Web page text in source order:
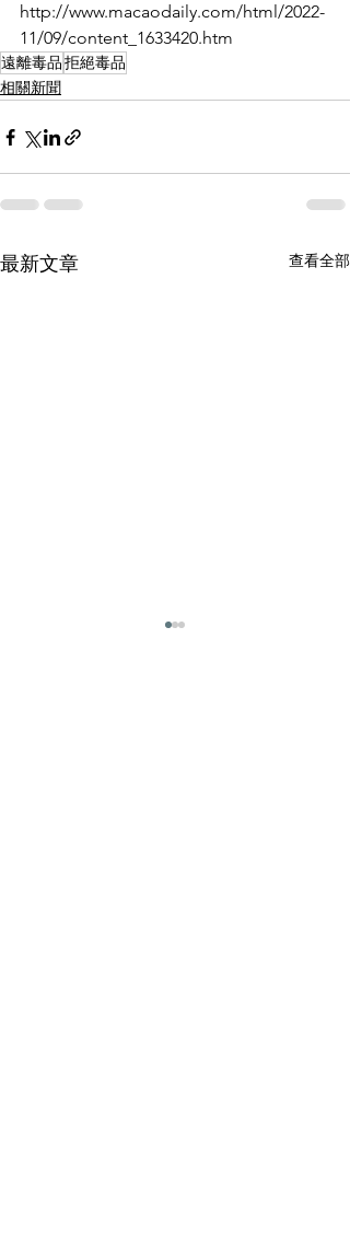
http://www.macaodaily.com/html/2022-
11/09/content_1633420.htm
遠離毒品拒絕毒品
相關新聞
最新文章 查看全部